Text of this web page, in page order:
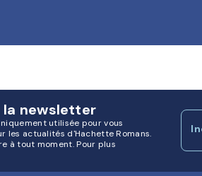
newsletter
utilisée pour vous
les actualités d'Hachette Romans.
à tout moment. Pour plus